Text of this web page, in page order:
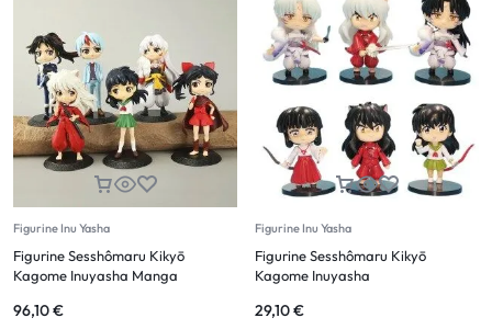
Figurine Inu Yasha
Figurine Sesshômaru Kikyō
Kagome Inuyasha Manga
96,10€
Figurine Inu Yasha
Figurine Sesshômaru Kikyō
Kagome Inuyasha
29,10€